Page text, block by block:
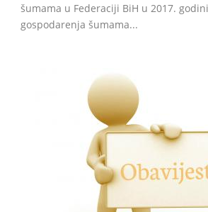
šumama u Federaciji BiH u 2017.
gospodarenja šumama...